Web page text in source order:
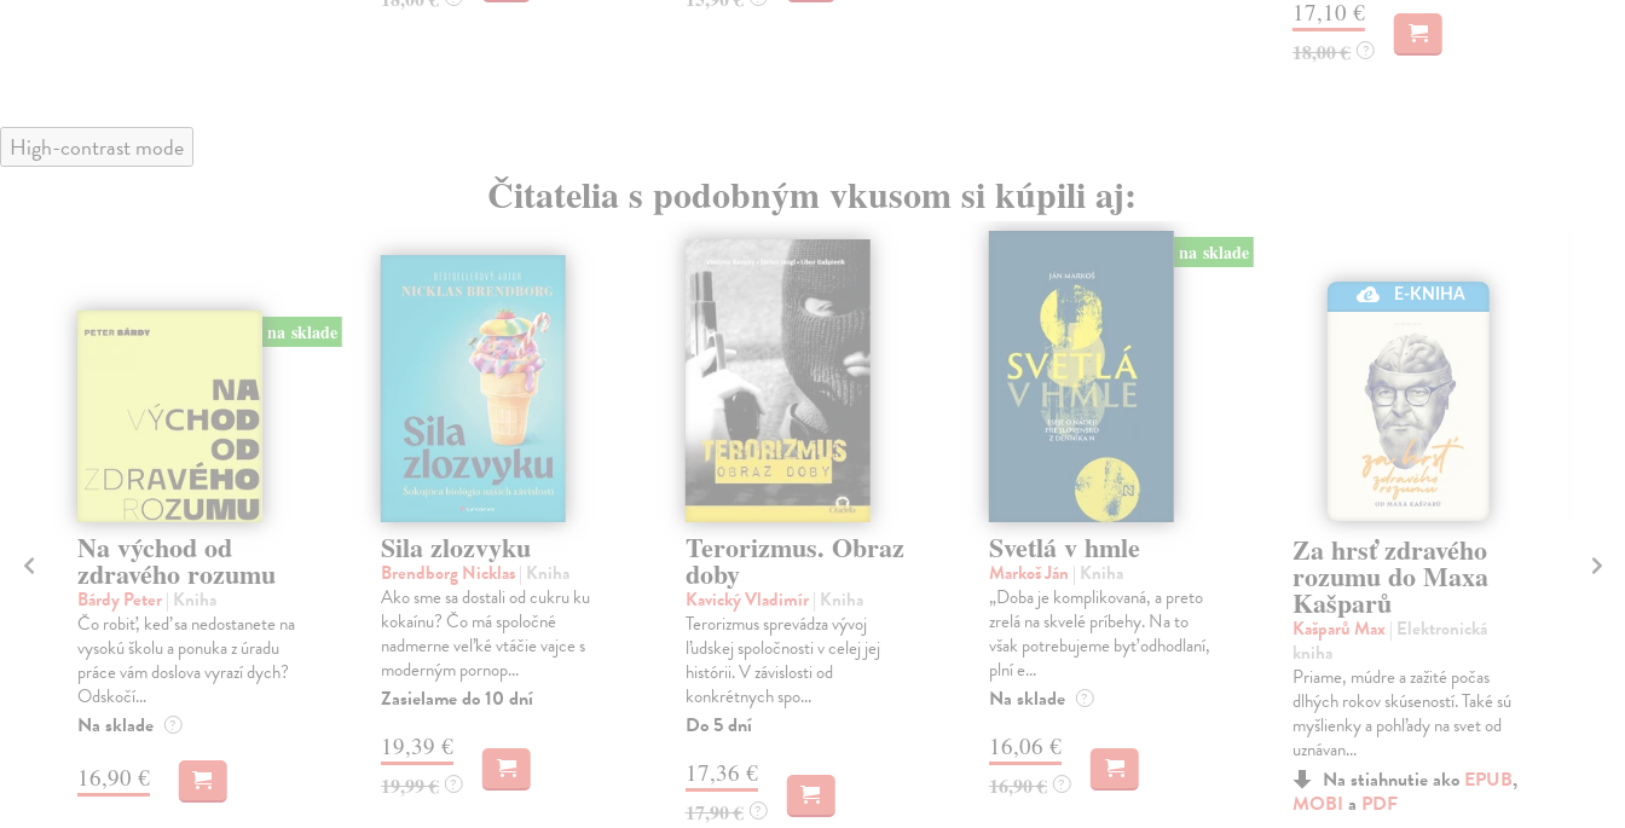
17,10 €
18,00 € ?
High-contrast mode
Čitatelia s podobným vkusom si kúpili aj:
na sklade
Na východ od
zdravého rozumu
Bárdy Peter| Kniha
Čo robiť, keď sa nedostanete na
vysokú školu a ponuka z úradu
práce vám doslova vyrazí dych?
Odskočí...
Na sklade ?
16,90 €
Sila zlozvyku
Brendborg Nicklas| Kniha
Ako sme sa dostali od cukru ku
kokaínu? Čo má spoločné
nadmerne veľké vtáčie vajce s
moderným pornop...
Zasielame do 10 dní
19,39 €
19,99 € ?
Terorizmus. Obraz
doby
Kavický Vladimír| Kniha
Terorizmus sprevádza vývoj
ľudskej spoločnosti v celej jej
histórii. V závislosti od
konkrétnych spo...
Do 5 dní
17,36 €
17,90 € ?
na sklade
Svetlá v hmle
Markoš Ján | Kniha
„Doba je komplikovaná, a preto
zrelá na skvelé príbehy. Na to
však potrebujeme byť odhodlaní,
plní e...
Na sklade ?
16,06 €
16,90 € ?
E-KNIHA
Za hrsť zdravého
rozumu do Maxa
Kašparů
Kašparů Max | Elektronická
kniha
Priame, múdre a zažité počas
dlhých rokov skúseností. Také sú
myšlienky a pohľady na svet od
uznávan...
Na stiahnutie ako EPUB,
MOBI a PDF